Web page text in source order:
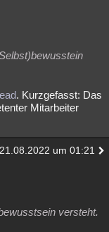
. Kurzgefasst: Das
Mitarbeiter
21.08.2022 um 01:21
versteht.